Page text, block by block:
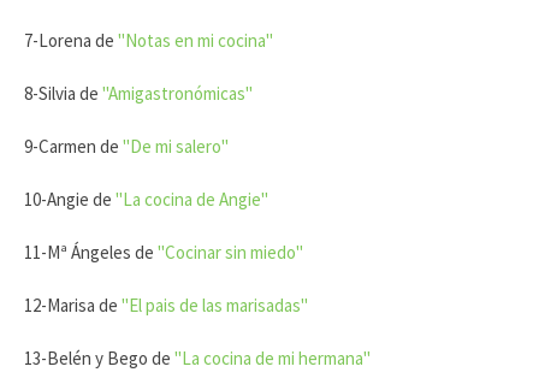
7-Lorena de "Notas en mi cocina"
8-Silvia de "Amigastronómicas"
9-Carmen de "De mi salero"
10-Angie de "La cocina de Angie"
11-Mª Ángeles de "Cocinar sin miedo"
12-Marisa de "El pais de las marisadas"
13-Belén y Bego de "La cocina de mi hermana"